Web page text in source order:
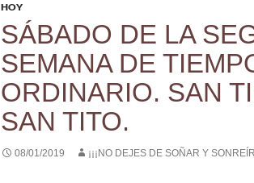
HOY
SÁBADO DE LA
SEMANA DE
ORDINARIO. SAN
SAN TITO.
08/01/2019 ¡¡¡NO DEJES DE SOÑAR Y